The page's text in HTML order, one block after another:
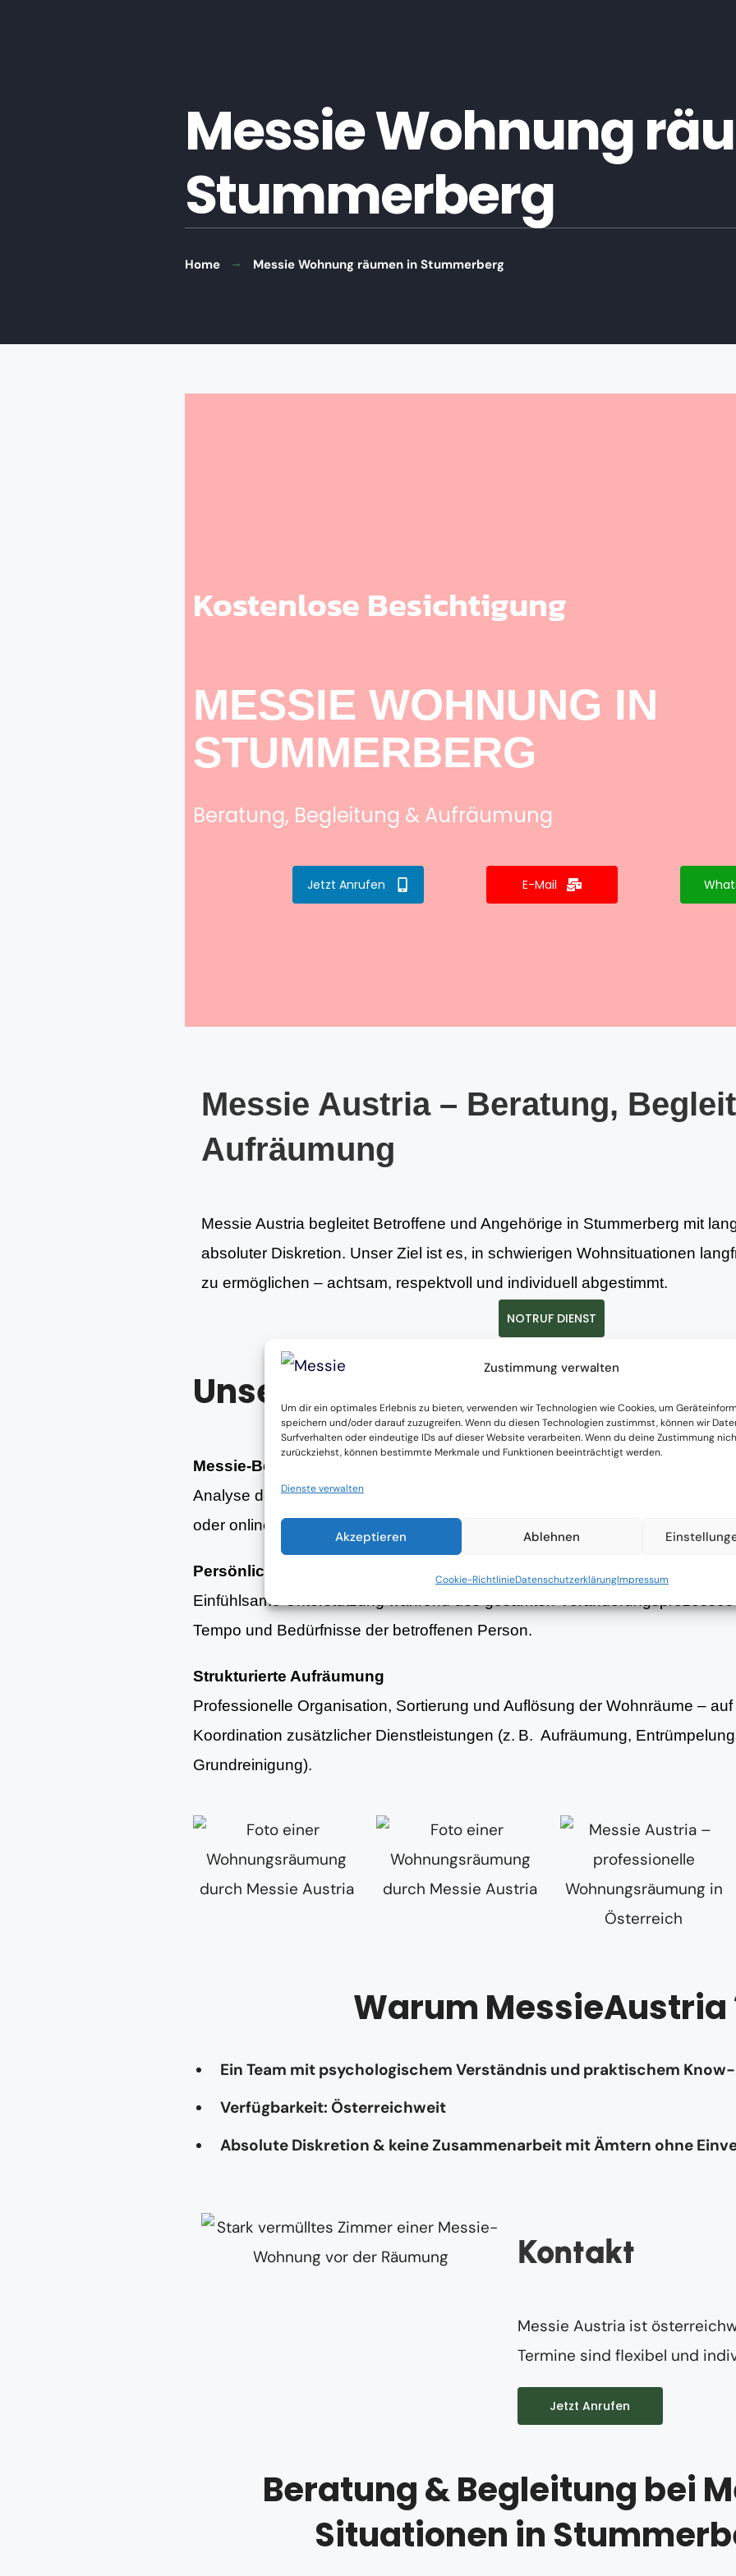
Zustimmung verwalten
Um dir ein optimales Erlebnis zu bieten, verwenden wir Technologien wie Cookies, um
speichern und/oder darauf zuzugreifen. Wenn du diesen Technologien zustimmst, können wir
Surfverhalten oder eindeutige IDs auf dieser Website verarbeiten. Wenn du deine Zustimmung
zurückziehst, können bestimmte Merkmale und Funktionen beeinträchtigt werden.
Dienste verwalten
Akzeptieren Ablehnen
Cookie-RichtlinieDatenschutzerklärungImpressum
Messie Wohnung
Stummerberg
Home Messie Wohnung räumen in Stummerberg
Kostenlose Besichtigung
MESSIE WOHNUNG IN
STUMMERBERG
Beratung, Begleitung & Aufräumung
Jetzt Anrufen E-Mail
Messie Austria – Beratung,
Aufräumung
Messie Austria begleitet Betroffene und Angehörige in Stummerberg mit
absoluter Diskretion. Unser Ziel ist es, in schwierigen Wohnsituationen
zu ermöglichen – achtsam, respektvoll und individuell abgestimmt.
NOTRUF DIENST
Unsere Leistungen
Messie-Beratung
Analyse der aktuellen Wohnsituation und strukturierte Planung erster
oder online.
Persönliche Begleitung
Einfühlsame Unterstützung während des gesamten
Tempo und Bedürfnisse der betroffenen Person.
Strukturierte Aufräumung
Professionelle Organisation, Sortierung und Auflösung der Wohnräume –
Koordination zusätzlicher Dienstleistungen (z. B. Aufräumung,
Grundreinigung).
Warum MessieAustria
Ein Team mit psychologischem Verständnis und praktischem
Verfügbarkeit: Österreichweit
Absolute Diskretion & keine Zusammenarbeit mit Ämtern ohne
Kontakt
Messie Austria ist
Termine sind flexibel und
Jetzt Anrufen
Beratung & Begleitung bei
Situationen in